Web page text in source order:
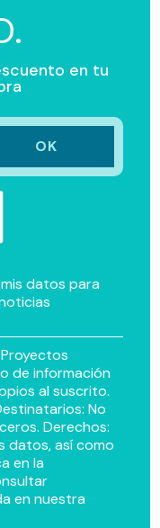
en tu
datos para
de información
al suscrito.
No
Derechos:
datos, así como
en la
en nuestra